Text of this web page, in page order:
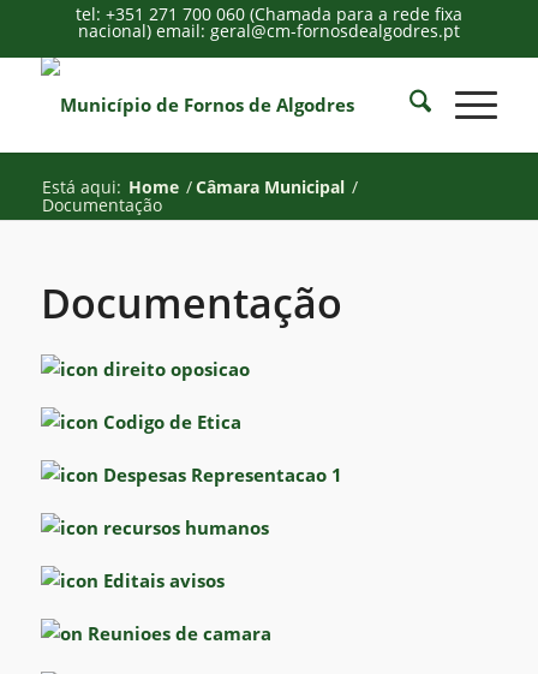
tel: +351 271 700 060 (Chamada para a rede fixa
nacional) email: geral@cm-fornosdealgodres.pt
Está aqui: Home /Câmara Municipal /
Documentação
Documentação